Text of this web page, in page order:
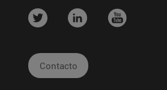
.... .... ....
Contacto